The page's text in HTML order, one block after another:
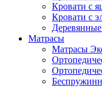
Кровати с
Кровати с
Матрасы
Матрасы